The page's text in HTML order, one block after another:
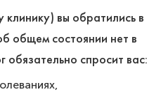
клинику) вы обратились в
общем состоянии нет в
обязательно спросит вас: